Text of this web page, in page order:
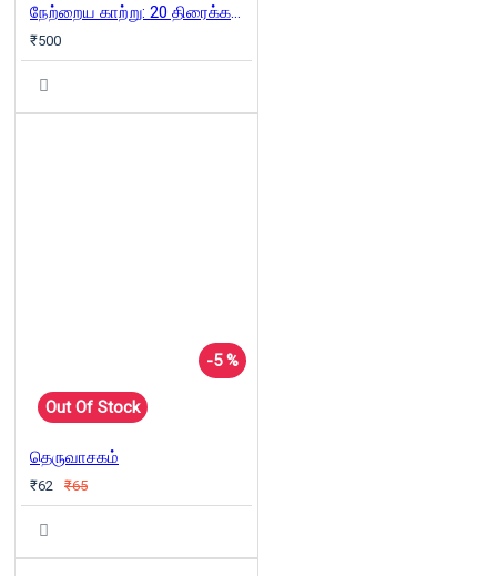
நேற்றைய காற்று: 20 திரைக்கவிராயர்களின் கதை
₹500
-5 %
Out Of Stock
தெருவாசகம்
₹62 ₹65